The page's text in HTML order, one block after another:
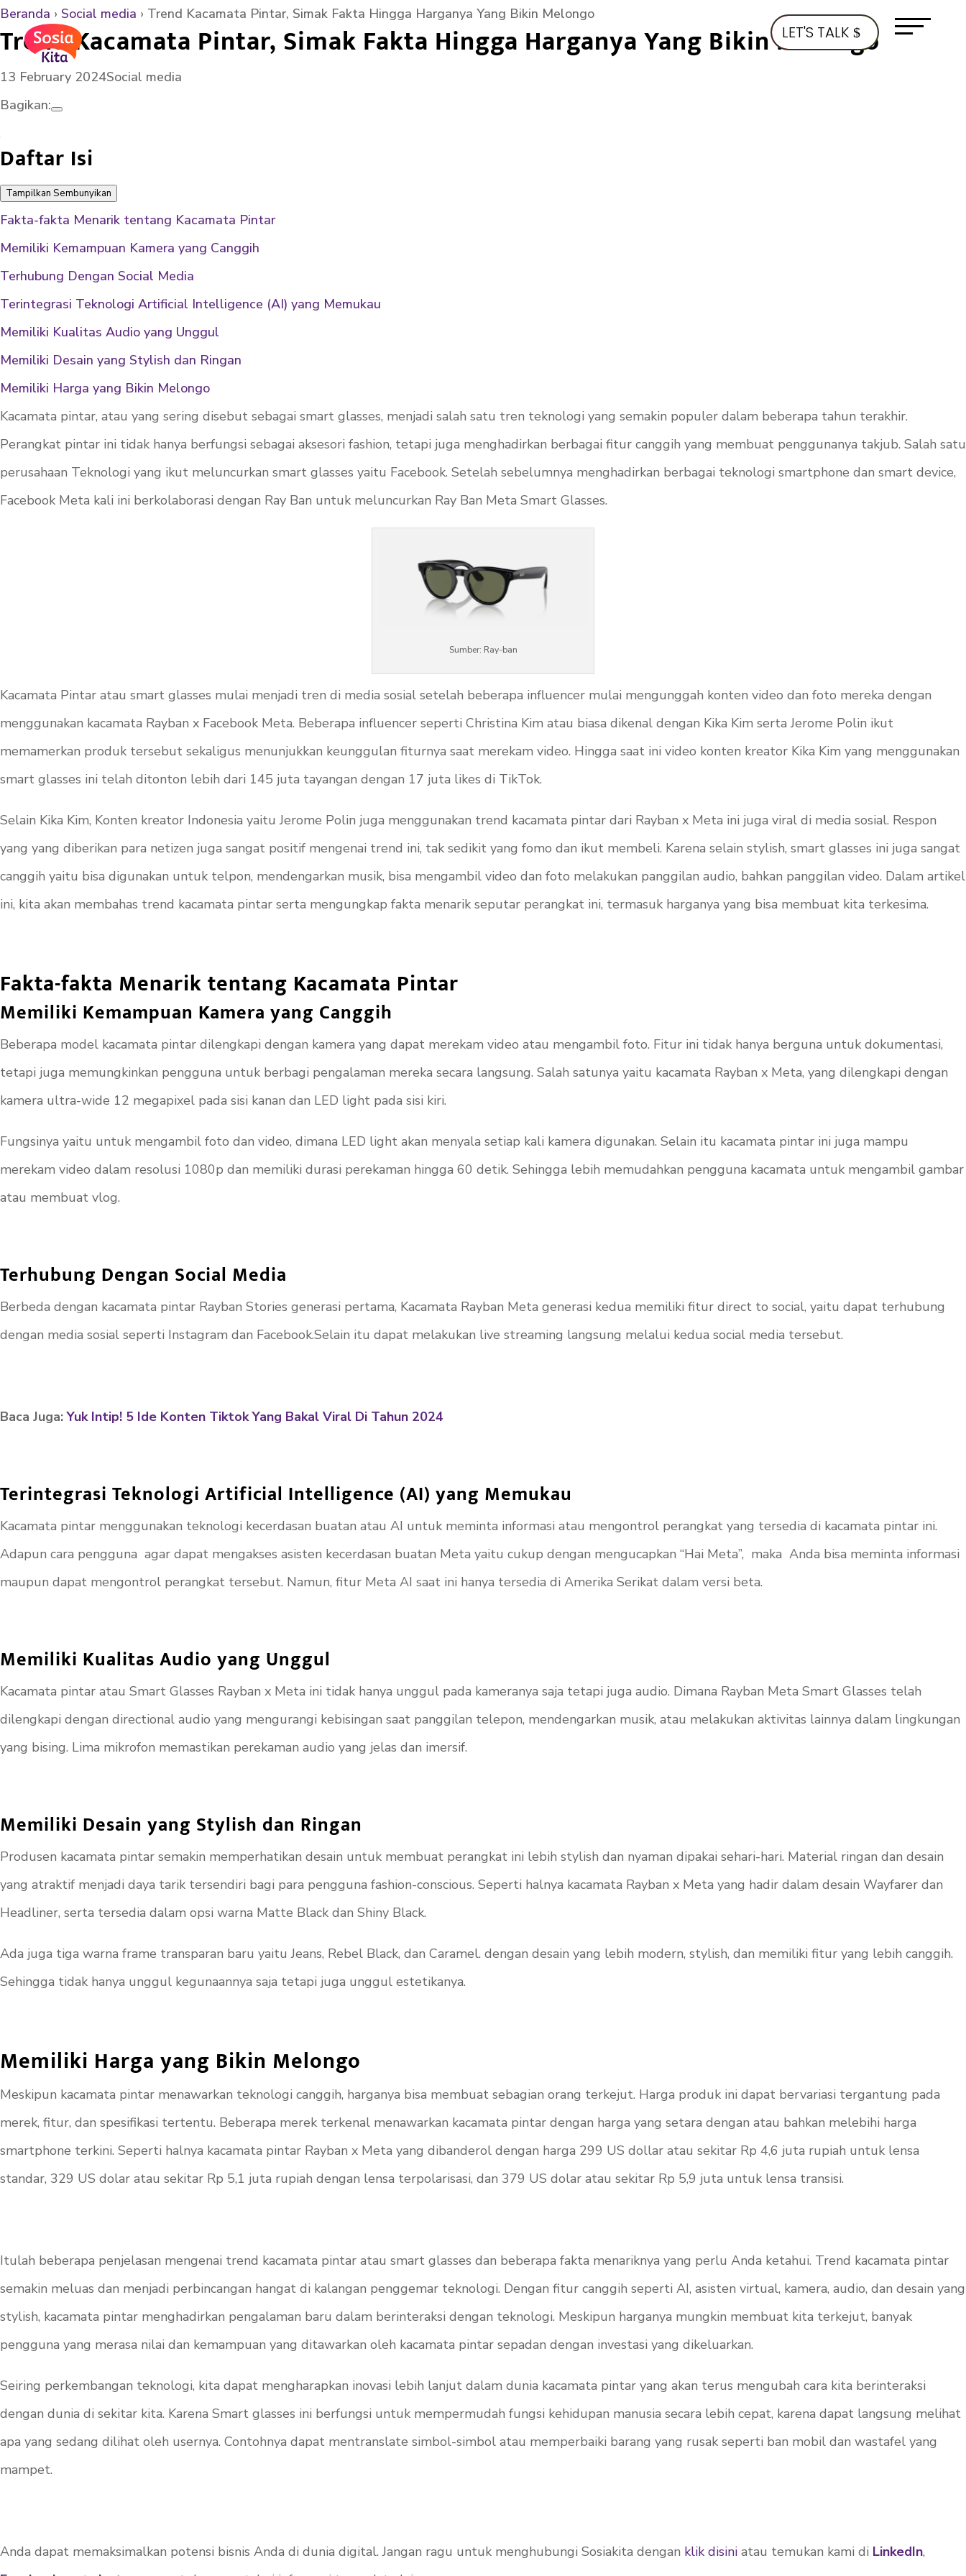
LET'S TALK
Beranda › Social media › Trend Kacamata Pintar, Simak Fakta Hingga Harganya Yang Bikin Melongo
Trend Kacamata Pintar, Simak Fakta Hingga Harganya Yang Bikin Melongo
13 February 2024Social media
Bagikan:
Daftar Isi
Tampilkan Sembunyikan
Fakta-fakta Menarik tentang Kacamata Pintar
Memiliki Kemampuan Kamera yang Canggih
Terhubung Dengan Social Media
Terintegrasi Teknologi Artificial Intelligence (AI) yang Memukau
Memiliki Kualitas Audio yang Unggul
Memiliki Desain yang Stylish dan Ringan
Memiliki Harga yang Bikin Melongo
Kacamata pintar, atau yang sering disebut sebagai smart glasses, menjadi salah satu tren teknologi yang semakin populer dalam beberapa tahun terakhir.
Perangkat pintar ini tidak hanya berfungsi sebagai aksesori fashion, tetapi juga menghadirkan berbagai fitur canggih yang membuat penggunanya takjub. Salah satu
perusahaan Teknologi yang ikut meluncurkan smart glasses yaitu Facebook. Setelah sebelumnya menghadirkan berbagai teknologi smartphone dan smart device,
Facebook Meta kali ini berkolaborasi dengan Ray Ban untuk meluncurkan Ray Ban Meta Smart Glasses.
Sumber: Ray-ban
Kacamata Pintar atau smart glasses mulai menjadi tren di media sosial setelah beberapa influencer mulai mengunggah konten video dan foto mereka dengan
menggunakan kacamata Rayban x Facebook Meta. Beberapa influencer seperti Christina Kim atau biasa dikenal dengan Kika Kim serta Jerome Polin ikut
memamerkan produk tersebut sekaligus menunjukkan keunggulan fiturnya saat merekam video. Hingga saat ini video konten kreator Kika Kim yang menggunakan
smart glasses ini telah ditonton lebih dari 145 juta tayangan dengan 17 juta likes di TikTok.
Selain Kika Kim, Konten kreator Indonesia yaitu Jerome Polin juga menggunakan trend kacamata pintar dari Rayban x Meta ini juga viral di media sosial. Respon
yang yang diberikan para netizen juga sangat positif mengenai trend ini, tak sedikit yang fomo dan ikut membeli. Karena selain stylish, smart glasses ini juga sangat
canggih yaitu bisa digunakan untuk telpon, mendengarkan musik, bisa mengambil video dan foto melakukan panggilan audio, bahkan panggilan video. Dalam artikel
ini, kita akan membahas trend kacamata pintar serta mengungkap fakta menarik seputar perangkat ini, termasuk harganya yang bisa membuat kita terkesima.
Fakta-fakta Menarik tentang Kacamata Pintar
Memiliki Kemampuan Kamera yang Canggih
Beberapa model kacamata pintar dilengkapi dengan kamera yang dapat merekam video atau mengambil foto. Fitur ini tidak hanya berguna untuk dokumentasi,
tetapi juga memungkinkan pengguna untuk berbagi pengalaman mereka secara langsung. Salah satunya yaitu kacamata Rayban x Meta, yang dilengkapi dengan
kamera ultra-wide 12 megapixel pada sisi kanan dan LED light pada sisi kiri.
Fungsinya yaitu untuk mengambil foto dan video, dimana LED light akan menyala setiap kali kamera digunakan. Selain itu kacamata pintar ini juga mampu
merekam video dalam resolusi 1080p dan memiliki durasi perekaman hingga 60 detik. Sehingga lebih memudahkan pengguna kacamata untuk mengambil gambar
atau membuat vlog.
Terhubung Dengan Social Media
Berbeda dengan kacamata pintar Rayban Stories generasi pertama, Kacamata Rayban Meta generasi kedua memiliki fitur direct to social, yaitu dapat terhubung
dengan media sosial seperti Instagram dan Facebook.Selain itu dapat melakukan live streaming langsung melalui kedua social media tersebut.
Baca Juga:Yuk Intip! 5 Ide Konten Tiktok Yang Bakal Viral Di Tahun 2024
Terintegrasi Teknologi Artificial Intelligence (AI) yang Memukau
Kacamata pintar menggunakan teknologi kecerdasan buatan atau AI untuk meminta informasi atau mengontrol perangkat yang tersedia di kacamata pintar ini.
Adapun cara pengguna agar dapat mengakses asisten kecerdasan buatan Meta yaitu cukup dengan mengucapkan “Hai Meta”, maka Anda bisa meminta informasi
maupun dapat mengontrol perangkat tersebut. Namun, fitur Meta AI saat ini hanya tersedia di Amerika Serikat dalam versi beta.
Memiliki Kualitas Audio yang Unggul
Kacamata pintar atau Smart Glasses Rayban x Meta ini tidak hanya unggul pada kameranya saja tetapi juga audio. Dimana Rayban Meta Smart Glasses telah
dilengkapi dengan directional audio yang mengurangi kebisingan saat panggilan telepon, mendengarkan musik, atau melakukan aktivitas lainnya dalam lingkungan
yang bising. Lima mikrofon memastikan perekaman audio yang jelas dan imersif.
Memiliki Desain yang Stylish dan Ringan
Produsen kacamata pintar semakin memperhatikan desain untuk membuat perangkat ini lebih stylish dan nyaman dipakai sehari-hari. Material ringan dan desain
yang atraktif menjadi daya tarik tersendiri bagi para pengguna fashion-conscious. Seperti halnya kacamata Rayban x Meta yang hadir dalam desain Wayfarer dan
Headliner, serta tersedia dalam opsi warna Matte Black dan Shiny Black.
Ada juga tiga warna frame transparan baru yaitu Jeans, Rebel Black, dan Caramel. dengan desain yang lebih modern, stylish, dan memiliki fitur yang lebih canggih.
Sehingga tidak hanya unggul kegunaannya saja tetapi juga unggul estetikanya.
Memiliki Harga yang Bikin Melongo
Meskipun kacamata pintar menawarkan teknologi canggih, harganya bisa membuat sebagian orang terkejut. Harga produk ini dapat bervariasi tergantung pada
merek, fitur, dan spesifikasi tertentu. Beberapa merek terkenal menawarkan kacamata pintar dengan harga yang setara dengan atau bahkan melebihi harga
smartphone terkini. Seperti halnya kacamata pintar Rayban x Meta yang dibanderol dengan harga 299 US dollar atau sekitar Rp 4,6 juta rupiah untuk lensa
standar, 329 US dolar atau sekitar Rp 5,1 juta rupiah dengan lensa terpolarisasi, dan 379 US dolar atau sekitar Rp 5,9 juta untuk lensa transisi.
Itulah beberapa penjelasan mengenai trend kacamata pintar atau smart glasses dan beberapa fakta menariknya yang perlu Anda ketahui. Trend kacamata pintar
semakin meluas dan menjadi perbincangan hangat di kalangan penggemar teknologi. Dengan fitur canggih seperti AI, asisten virtual, kamera, audio, dan desain yang
stylish, kacamata pintar menghadirkan pengalaman baru dalam berinteraksi dengan teknologi. Meskipun harganya mungkin membuat kita terkejut, banyak
pengguna yang merasa nilai dan kemampuan yang ditawarkan oleh kacamata pintar sepadan dengan investasi yang dikeluarkan.
Seiring perkembangan teknologi, kita dapat mengharapkan inovasi lebih lanjut dalam dunia kacamata pintar yang akan terus mengubah cara kita berinteraksi
dengan dunia di sekitar kita. Karena Smart glasses ini berfungsi untuk mempermudah fungsi kehidupan manusia secara lebih cepat, karena dapat langsung melihat
apa yang sedang dilihat oleh usernya. Contohnya dapat mentranslate simbol-simbol atau memperbaiki barang yang rusak seperti ban mobil dan wastafel yang
mampet.
Anda dapat memaksimalkan potensi bisnis Anda di dunia digital. Jangan ragu untuk menghubungi Sosiakita dengan klik disini atau temukan kami di LinkedIn,